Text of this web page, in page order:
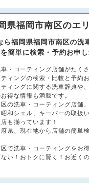
県福岡市南区のエ
ら福岡県福岡市南区の洗
簡単に検索・予約お申し
・コーティング店舗がたく
ィングの検索・比較と予約
ィングに関する洗車辞典や
得な情報も満載です。
の洗車・コーティング店舗
和シェル、キーパーの取扱
も揃っています！
県、現在地から店舗の簡単
で洗車・コーティングをお
い！おトクに賢く！お近く